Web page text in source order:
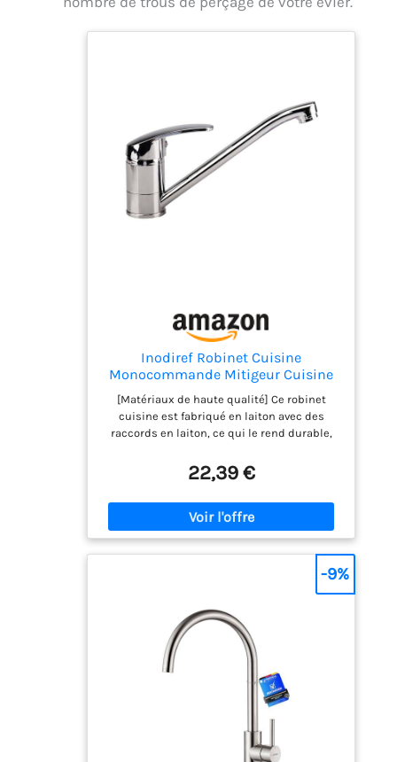
Inodiref Robinet Cuisine
Monocommande Mitigeur Cuisine
Orientable à 360°
[Matériaux de haute qualité] Ce robinet
cuisine est fabriqué en laiton avec des
raccords en laiton, ce qui le rend durable,
à 360°] Ce robinet mitigeur cuisine pivote à
360° et convient aux éviers simples et
doubles. Il offre une large zone de nettoyage,
vous permettant d'atteindre facilement tous
les recoins de votre évier [Taille universelle]
Ce robinet de cuisine a un diamètre
universel de 34 mm, adapté aux trous de 31
à 40 mm. Il est livré avec deux tuyaux d'eau
Ce robinet evier de cuisine chromé présente
un style classique et minimaliste. Sa finition
chromée est durable et facile à nettoyer, et
le débit et la température de l'eau se règlent
facilement d'une seule main [Installation
facile] Cet ensemble de robinetterie de
cuisine comprend les raccords et les tuyaux.
Le robinet est livré avec deux tuyaux de
raccordement flexibles de 600 mm, ce qui le
22,39 €
-9%